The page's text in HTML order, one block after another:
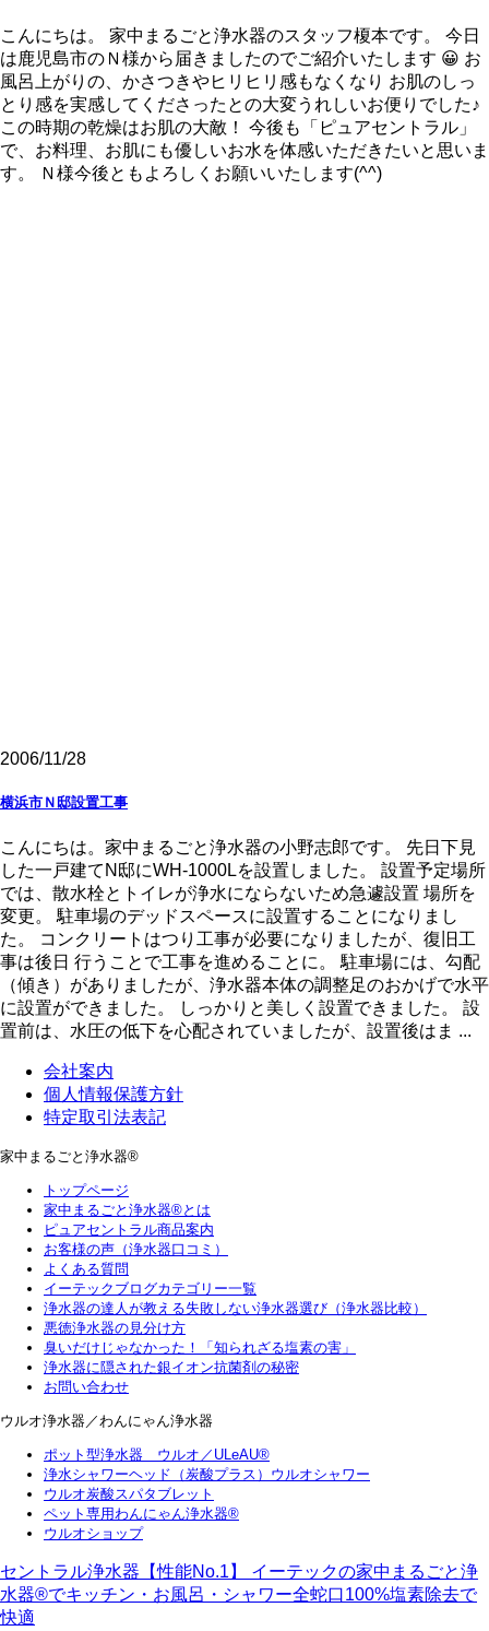
こんにちは。 家中まるごと浄水器のスタッフ榎本です。 今日
は鹿児島市のＮ様から届きましたのでご紹介いたします 😀 お
風呂上がりの、かさつきやヒリヒリ感もなくなり お肌のしっ
とり感を実感してくださったとの大変うれしいお便りでした♪
この時期の乾燥はお肌の大敵！ 今後も「ピュアセントラル」
で、お料理、お肌にも優しいお水を体感いただきたいと思いま
す。 Ｎ様今後ともよろしくお願いいたします(^^)
2006/11/28
横浜市Ｎ邸設置工事
こんにちは。家中まるごと浄水器の小野志郎です。 先日下見
した一戸建てN邸にWH-1000Lを設置しました。 設置予定場所
では、散水栓とトイレが浄水にならないため急遽設置 場所を
変更。 駐車場のデッドスペースに設置することになりまし
た。 コンクリートはつり工事が必要になりましたが、復旧工
事は後日 行うことで工事を進めることに。 駐車場には、勾配
（傾き）がありましたが、浄水器本体の調整足のおかげで水平
に設置ができました。 しっかりと美しく設置できました。 設
置前は、水圧の低下を心配されていましたが、設置後はま ...
会社案内
個人情報保護方針
特定取引法表記
家中まるごと浄水器®
トップページ
家中まるごと浄水器®とは
ピュアセントラル商品案内
お客様の声（浄水器口コミ）
よくある質問
イーテックブログカテゴリー一覧
浄水器の達人が教える失敗しない浄水器選び（浄水器比較）
悪徳浄水器の見分け方
臭いだけじゃなかった！「知られざる塩素の害」
浄水器に隠された銀イオン抗菌剤の秘密
お問い合わせ
ウルオ浄水器／わんにゃん浄水器
ポット型浄水器 ウルオ／ULeAU®
浄水シャワーヘッド（炭酸プラス）ウルオシャワー
ウルオ炭酸スパタブレット
ペット専用わんにゃん浄水器®
ウルオショップ
セントラル浄水器【性能No.1】 イーテックの家中まるごと浄
水器®でキッチン・お風呂・シャワー全蛇口100%塩素除去で
快適